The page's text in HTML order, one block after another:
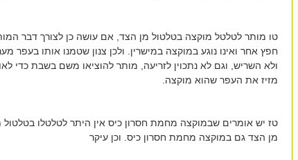
טו מותר לטלטל מוקצה בטלטול מן הצד, אם עושה כן לצורך דבר
חפץ אחר ואינו נוגע במוקצה במישרין. ולכן צנון שטמנו אותו בעפר
ולא השריש, וגם לא נתכוין לזריעה, מותר להוציאו משם בשבת כדי
מזיז את העפר שהוא מוקצה.
טז יש אומרים שבמוקצה מחמת חסרון כיס אין היתר לטלטלו בטלטול
מן הצד גם במוקצה מחמת חסרון כיס. וכן עיקר